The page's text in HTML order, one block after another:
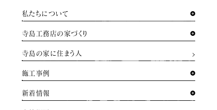
私たちについて
寺島工務店の家づくり
寺島の家に住まう人
施工事例
新着情報